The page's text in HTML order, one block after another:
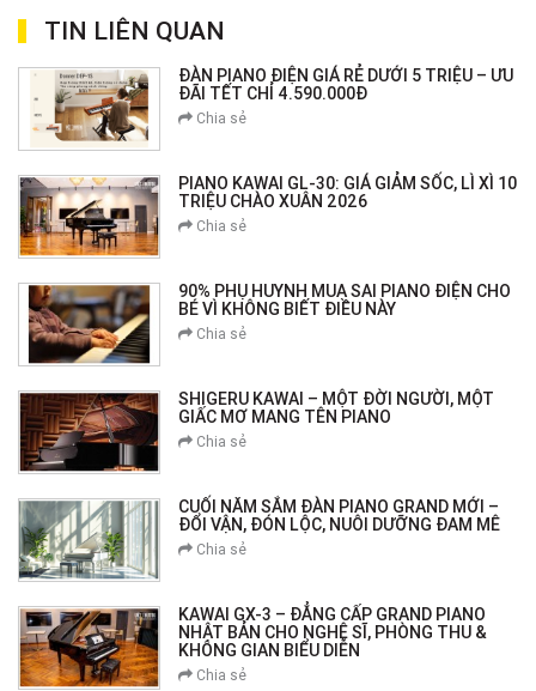
TIN LIÊN QUAN
ĐÀN PIANO ĐIỆN GIÁ RẺ DƯỚI 5 TRIỆU – ƯU
ĐÃI TẾT CHỈ 4.590.000Đ
Chia sẻ
PIANO KAWAI GL-30: GIÁ GIẢM SỐC, LÌ XÌ 10
TRIỆU CHÀO XUÂN 2026
Chia sẻ
90% PHỤ HUYNH MUA SAI PIANO ĐIỆN CHO
BÉ VÌ KHÔNG BIẾT ĐIỀU NÀY
Chia sẻ
SHIGERU KAWAI – MỘT ĐỜI NGƯỜI, MỘT
GIẤC MƠ MANG TÊN PIANO
Chia sẻ
CUỐI NĂM SẮM ĐÀN PIANO GRAND MỚI –
ĐỔI VẬN, ĐÓN LỘC, NUÔI DƯỠNG ĐAM MÊ
Chia sẻ
KAWAI GX-3 – ĐẲNG CẤP GRAND PIANO
NHẬT BẢN CHO NGHỆ SĨ, PHÒNG THU &
KHÔNG GIAN BIỂU DIỄN
Chia sẻ